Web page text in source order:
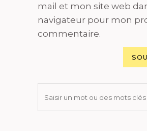
mail et mon site web
navigateur pour mon
commentaire.